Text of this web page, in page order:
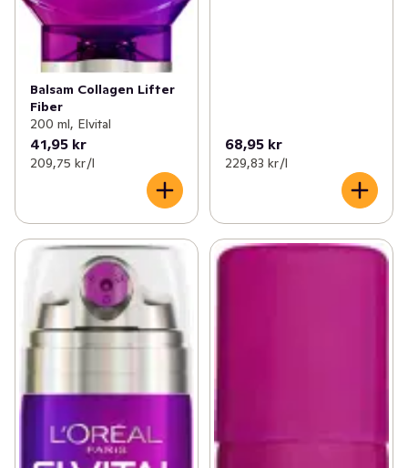
Balsam Collagen Lifter
Fiber
200 ml, Elvital
41,95 kr
209,75 kr /l
68,95 kr
229,83 kr /l